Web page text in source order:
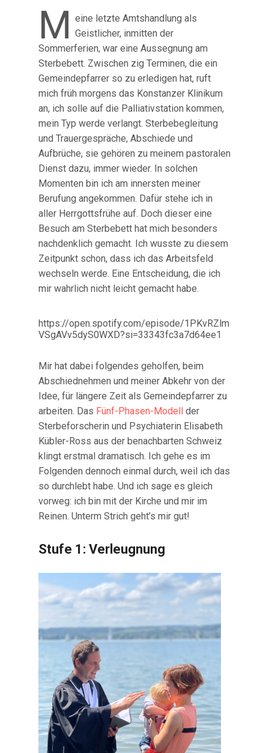
M eine letzte Amtshandlung als
Geistlicher, inmitten der
Sommerferien, war eine Aussegnung am
Sterbebett. Zwischen zig Terminen, die ein
Gemeindepfarrer so zu erledigen hat, ruft
mich früh morgens das Konstanzer Klinikum
an, ich solle auf die Palliativstation kommen,
mein Typ werde verlangt. Sterbebegleitung
und Trauergespräche, Abschiede und
Aufbrüche, sie gehören zu meinem pastoralen
Dienst dazu, immer wieder. In solchen
Momenten bin ich am innersten meiner
Berufung angekommen. Dafür stehe ich in
aller Herrgottsfrühe auf. Doch dieser eine
Besuch am Sterbebett hat mich besonders
nachdenklich gemacht. Ich wusste zu diesem
Zeitpunkt schon, dass ich das Arbeitsfeld
wechseln werde. Eine Entscheidung, die ich
mir wahrlich nicht leicht gemacht habe.
https://open.spotify.com/episode/1PKvRZlm
VSgAVv5dyS0WXD?si=33343fc3a7d64ee1
Mir hat dabei folgendes geholfen, beim
Abschiednehmen und meiner Abkehr von der
Idee, für längere Zeit als Gemeindepfarrer zu
arbeiten. Das Fünf-Phasen-Modell der
Sterbeforscherin und Psychiaterin Elisabeth
Kübler-Ross aus der benachbarten Schweiz
klingt erstmal dramatisch. Ich gehe es im
Folgenden dennoch einmal durch, weil ich das
so durchlebt habe. Und ich sage es gleich
vorweg: ich bin mit der Kirche und mir im
Reinen. Unterm Strich geht’s mir gut!
Stufe 1: Verleugnung